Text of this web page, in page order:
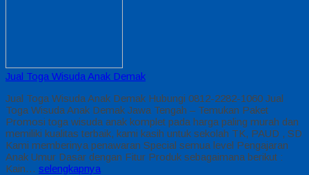
Jual Toga Wisuda Anak Demak
Jual Toga Wisuda Anak Demak Hubungi 0812-2282-1060 Jual
Toga Wisuda Anak Demak Jawa Tengah – Temukan Paket
Promosi toga wisuda anak komplet pada harga paling murah dan
memiliki kualitas terbaik, kami kasih untuk sekolah TK, PAUD , SD
Kami memberinya penawaran Special semua level Pengajaran
Anak Umur Dasar dengan Fitur Produk sebagaimana berikut :
Kain… selengkapnya